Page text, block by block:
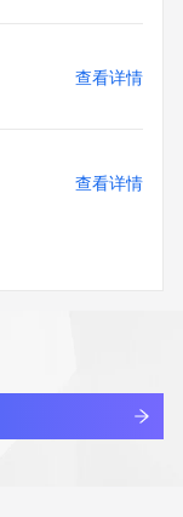
查看详情
查看详情
查看详情